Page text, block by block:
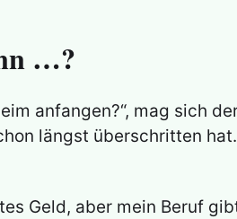
…?
anfangen?“, mag sich
längst überschritten
Geld, aber mein Beruf